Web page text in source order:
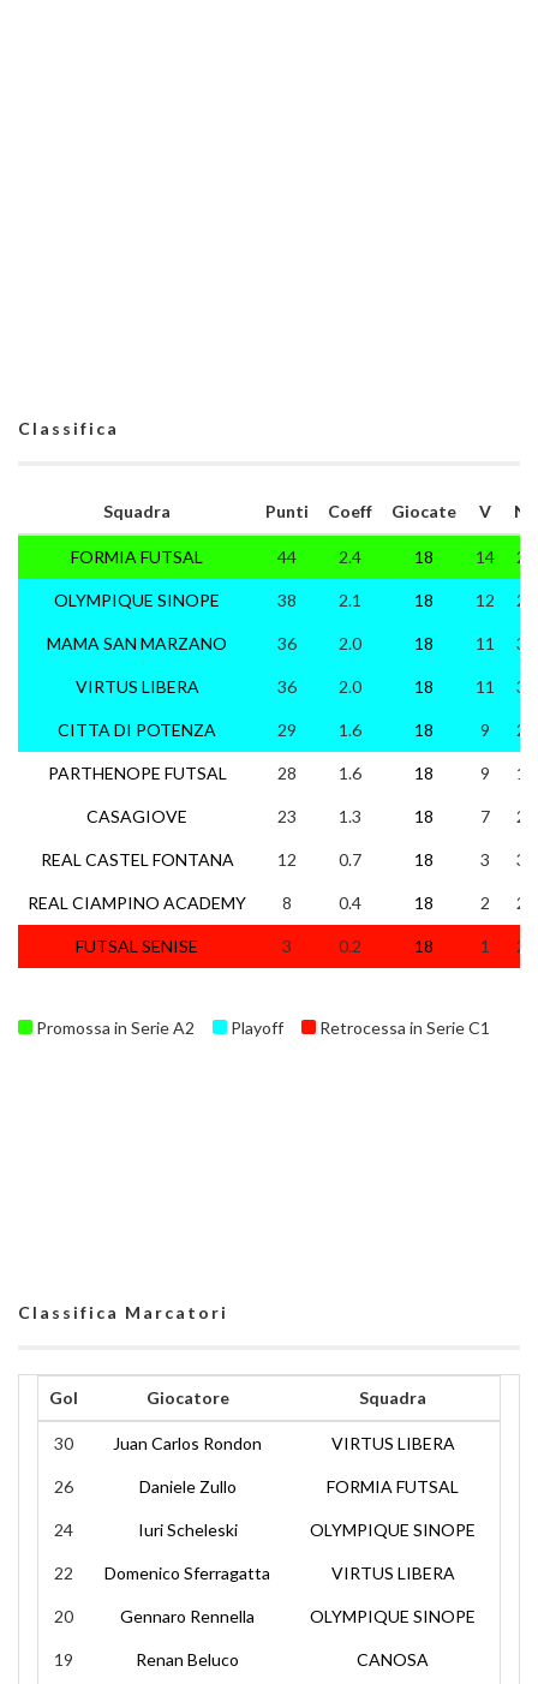
Classifica
Squadra
FORMIA FUTSAL
OLYMPIQUE SINOPE
MAMA SAN MARZANO
VIRTUS LIBERA
CITTA DI POTENZA
PARTHENOPE FUTSAL
CASAGIOVE
REAL CASTEL FONTANA
REAL CIAMPINO ACADEMY
FUTSAL SENISE
Punti Coeff Giocate V N
44 2.4 18 14 2
38 2.1 18 12 2
36 2.0 18 11 3
36 2.0 18 11 3
29 1.6 18 9 2
28 1.6 18 9 1
23 1.3 18 7 2
12 0.7 18 3 3
8 0.4 18 2 2
3 0.2 18 1 2
Promossa in Serie A2 Playoff Retrocessa in Serie C1
Classifica Marcatori
Gol Giocatore Squadra
30 Juan Carlos Rondon VIRTUS LIBERA
26 Daniele Zullo FORMIA FUTSAL
24 Iuri Scheleski OLYMPIQUE SINOPE
22 Domenico Sferragatta VIRTUS LIBERA
20 Gennaro Rennella OLYMPIQUE SINOPE
19 Renan Beluco CANOSA